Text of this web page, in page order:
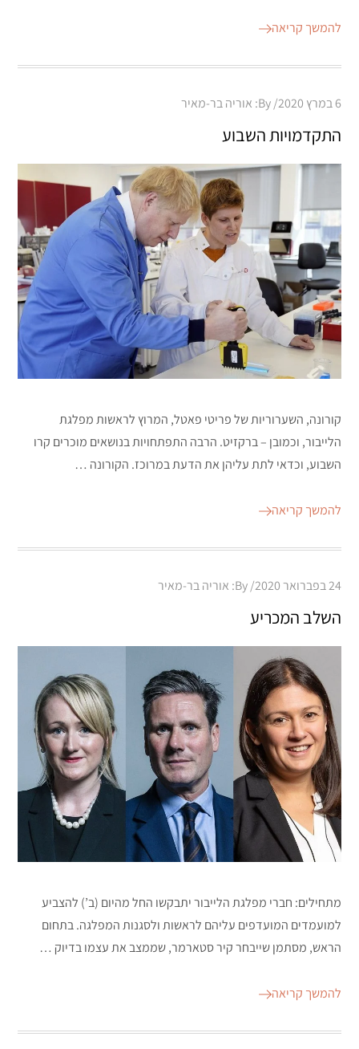
להמשך קריאה
Posted
6 במרץ 2020 By: אוריה בר-מאיר
התקדמויות השבוע
קורונה, השערוריות של פריטי פאטל, המרוץ לראשות מפלגת
הלייבור, וכמובן – ברקזיט. הרבה התפתחויות בנושאים מוכרים קרו
השבוע, וכדאי לתת עליהן את הדעת במרוכז. הקורונה …
להמשך קריאה
Posted
24 בפברואר 2020 By: אוריה בר-מאיר
השלב המכריע
מתחילים: חברי מפלגת הלייבור יתבקשו החל מהיום (ב’) להצביע
למועמדים המועדפים עליהם לראשות ולסגנות המפלגה. בתחום
הראש, מסתמן שייבחר קיר סטארמר, שממצב את עצמו בדיוק …
להמשך קריאה